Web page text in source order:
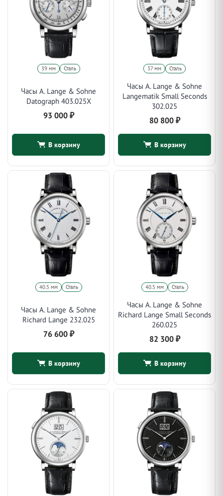
39 мм Сталь
Часы A. Lange & Sohne
Datograph 403.025X
93 000 ₽
В корзину
37 мм Сталь
Часы A. Lange & Sohne
Langematik Small Seconds
302.025
80 800 ₽
В корзину
40.5 мм Сталь
Часы A. Lange & Sohne
Richard Lange 232.025
76 600 ₽
В корзину
40.5 мм Сталь
Часы A. Lange & Sohne
Richard Lange Small Seconds
260.025
82 300 ₽
В корзину